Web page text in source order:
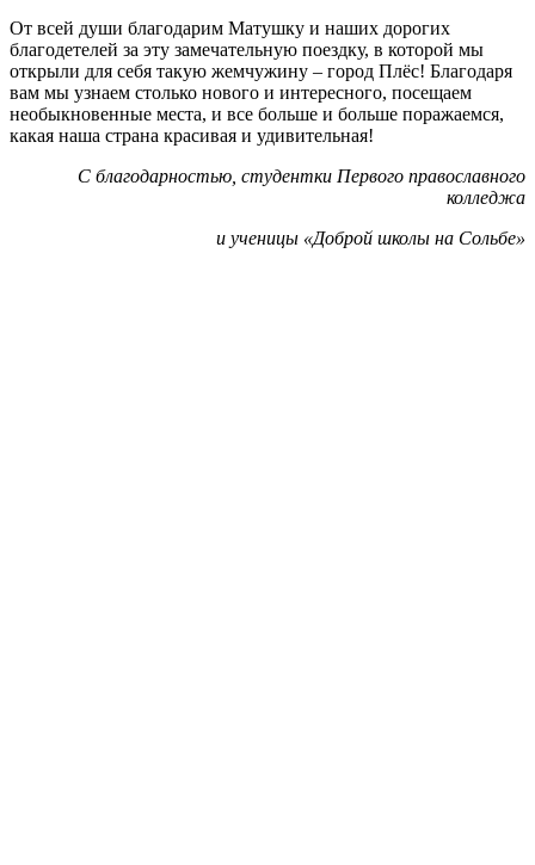
От всей души благодарим Матушку и наших дорогих
благодетелей за эту замечательную поездку, в которой мы
открыли для себя такую жемчужину – город Плёс! Благодаря
вам мы узнаем столько нового и интересного, посещаем
необыкновенные места, и все больше и больше поражаемся,
какая наша страна красивая и удивительная!
С благодарностью, студентки Первого православного
колледжа
и ученицы «Доброй школы на Сольбе»